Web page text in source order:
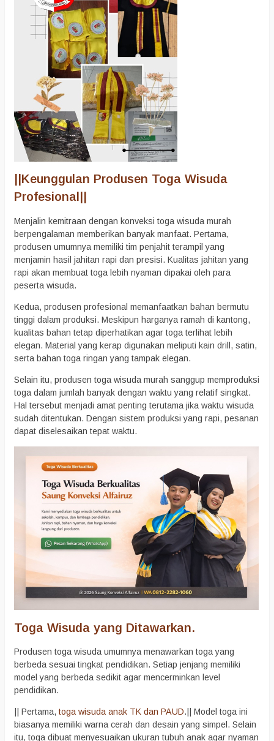
Keunggulan Produsen Toga Wisuda
Profesional
Menjalin kemitraan dengan konveksi toga wisuda murah
berpengalaman memberikan banyak manfaat. Pertama,
produsen umumnya memiliki tim penjahit terampil yang
menjamin hasil jahitan rapi dan presisi. Kualitas jahitan yang
rapi akan membuat toga lebih nyaman dipakai oleh para
peserta wisuda.
Kedua, produsen profesional memanfaatkan bahan bermutu
tinggi dalam produksi. Meskipun harganya ramah di kantong,
kualitas bahan tetap diperhatikan agar toga terlihat lebih
elegan. Material yang kerap digunakan meliputi kain drill, satin,
serta bahan toga ringan yang tampak elegan.
Selain itu, produsen toga wisuda murah sanggup memproduksi
toga dalam jumlah banyak dengan waktu yang relatif singkat.
Hal tersebut menjadi amat penting terutama jika waktu wisuda
sudah ditentukan. Dengan sistem produksi yang rapi, pesanan
dapat diselesaikan tepat waktu.
Toga Wisuda yang Ditawarkan.
Produsen toga wisuda umumnya menawarkan toga yang
berbeda sesuai tingkat pendidikan. Setiap jenjang memiliki
model yang berbeda sedikit agar mencerminkan level
pendidikan.
|| Pertama,toga wisuda anak TK dan PAUD.|| Model toga ini
biasanya memiliki warna cerah dan desain yang simpel. Selain
itu, toga dibuat menyesuaikan ukuran tubuh anak agar nyaman